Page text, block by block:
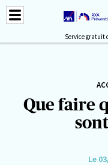
Service gratuit
Que faire
Le